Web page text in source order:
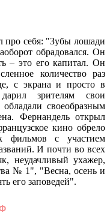
про себя: "Зубы лошади
обрадовался. Он
– это его капитал. Он
количество раз
с экрана и просто в
зрителям свои
обладали своеобразным
Фернандель открыл
кино обрело
фильмов с участием
И почти во всех
неудачливый ухажер,
№ 1", "Весна, осень и
его заповедей".